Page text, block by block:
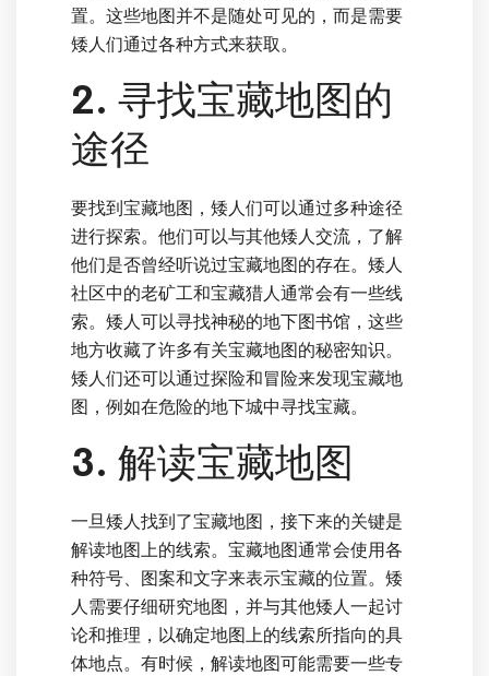
置。这些地图并不是随处可见的，而是需要
矮人们通过各种方式来获取。
2. 寻找宝藏地图的
途径
要找到宝藏地图，矮人们可以通过多种途径
进行探索。他们可以与其他矮人交流，了解
他们是否曾经听说过宝藏地图的存在。矮人
社区中的老矿工和宝藏猎人通常会有一些线
索。矮人可以寻找神秘的地下图书馆，这些
地方收藏了许多有关宝藏地图的秘密知识。
矮人们还可以通过探险和冒险来发现宝藏地
图，例如在危险的地下城中寻找宝藏。
3. 解读宝藏地图
一旦矮人找到了宝藏地图，接下来的关键是
解读地图上的线索。宝藏地图通常会使用各
种符号、图案和文字来表示宝藏的位置。矮
人需要仔细研究地图，并与其他矮人一起讨
论和推理，以确定地图上的线索所指向的具
体地点。有时候，解读地图可能需要一些专